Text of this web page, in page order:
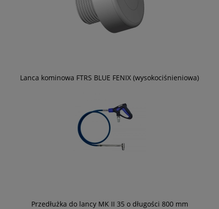
Lanca kominowa FTRS BLUE FENIX (wysokociśnieniowa)
Przedłużka do lancy MK II 35 o długości 800 mm